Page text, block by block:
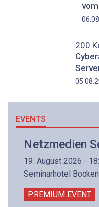
200
EVENTS
Netzmedien
19. August 2026 -
Seminarhotel
PREMIUM EVENT